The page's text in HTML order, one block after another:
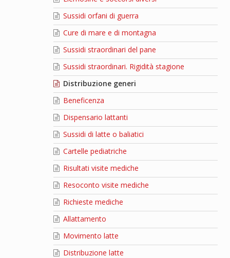
Sussidi orfani di guerra
Cure di mare e di montagna
Sussidi straordinari del pane
Sussidi straordinari. Rigidità stagione
Distribuzione generi
Beneficenza
Dispensario lattanti
Sussidi di latte o baliatici
Cartelle pediatriche
Risultati visite mediche
Resoconto visite mediche
Richieste mediche
Allattamento
Movimento latte
Distribuzione latte